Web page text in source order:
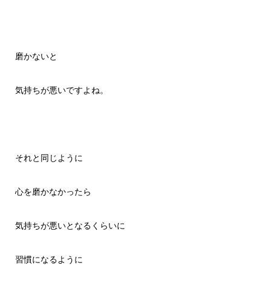
磨かないと
気持ちが悪いですよね。
それと同じように
心を磨かなかったら
気持ちが悪いとなるくらいに
習慣になるように